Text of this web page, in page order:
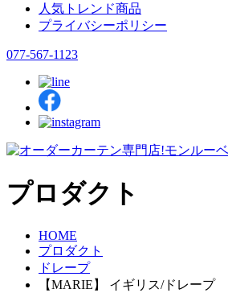
人気トレンド商品
プライバシーポリシー
077-567-1123
プロダクト
HOME
プロダクト
ドレープ
【MARIE】 イギリス/ドレープ